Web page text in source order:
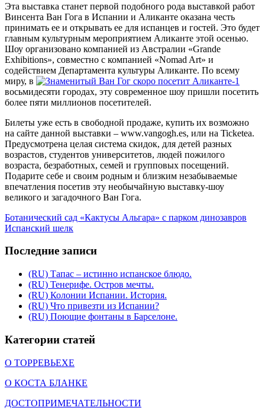
Эта выставка станет первой подобного рода выставкой работ
Винсента Ван Гога в Испании и Аликанте оказана честь
принимать ее и открывать ее для испанцев и гостей. Это будет
главным культурным мероприятием Аликанте этой осенью.
Шоу организовано компанией из Австралии «Grande
Exhibitions», совместно с компанией «Nomad Art» и
содействием Департамента культуры Аликанте. По всему
миру, в
восьмидесяти городах, эту современное шоу пришли посетить
более пяти миллионов посетителей.
Билеты уже есть в свободной продаже, купить их возможно
на сайте данной выставки – www.vangogh.es, или на Ticketea.
Предусмотрена целая система скидок, для детей разных
возрастов, студентов университетов, людей пожилого
возраста, безработных, семей и групповых посещений.
Подарите себе и своим родным и близким незабываемые
впечатления посетив эту необычайную выставку-шоу
великого и загадочного Ван Гога.
Ботанический сад «Кактусы Альгара» с парком динозавров
Испанский шелк
Последние записи
(RU) Тапас – истинно испанское блюдо.
(RU) Тенерифе. Остров мечты.
(RU) Колонии Испании. История.
(RU) Что привезти из Испании?
(RU) Поющие фонтаны в Барселоне.
Категории статей
О ТОРРЕВЬЕХЕ
О КОСТА БЛАНКЕ
ДОСТОПРИМЕЧАТЕЛЬНОСТИ